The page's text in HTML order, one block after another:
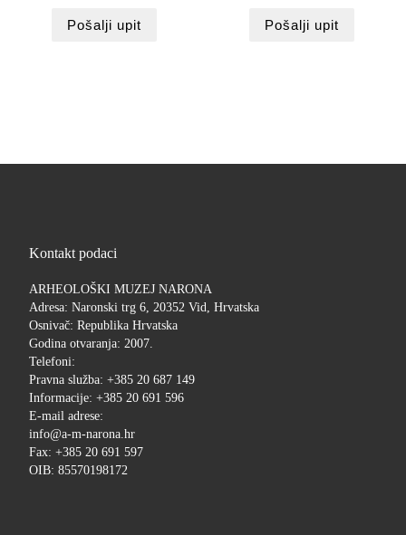
Pošalji upit Pošalji upit
Kontakt podaci
ARHEOLOŠKI MUZEJ NARONA
Adresa: Naronski trg 6, 20352 Vid, Hrvatska
Osnivač: Republika Hrvatska
Godina otvaranja: 2007.
Telefoni:
Pravna služba: +385 20 687 149
Informacije: +385 20 691 596
E-mail adrese:
info@a-m-narona.hr
Fax: +385 20 691 597
OIB: 85570198172